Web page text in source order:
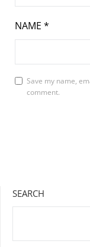
NAME *
Save my name,
comment.
SEARCH